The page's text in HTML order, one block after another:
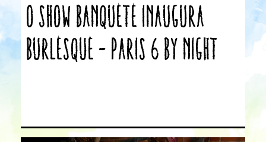
O show Banquete inaugura
Burlesque – Paris 6 by Night